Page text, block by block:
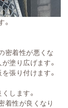
。
密着性が悪くな
塗り広げます。
張り付けます。
します。
着性が良くなり